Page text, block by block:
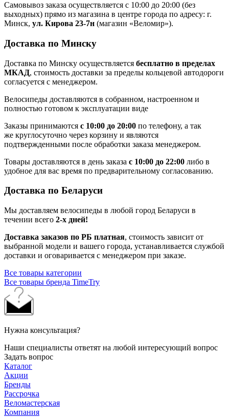
Самовывоз заказа осуществляется с 10:00 до 20:00 (без
выходных) прямо из магазина в центре города по адресу: г.
Минск, ул. Кирова 23-7н (магазин «Веломир»).
Доставка по Минску
Доставка по Минску осуществляется бесплатно в пределах
МКАД, стоимость доставки за пределы кольцевой автодороги
согласуется с менеджером.
Велосипеды доставляются в собранном, настроенном и
полностью готовом к эксплуатации виде
Заказы принимаются с 10:00 до 20:00 по телефону, а так
же круглосуточно через корзину и являются
подтвержденными после обработки заказа менеджером.
Товары доставляются в день заказа с 10:00 до 22:00 либо в
удобное для вас время по предварительному согласованию.
Доставка по Беларуси
Мы доставляем велосипеды в любой город Беларуси в
течении всего 2-х дней!
Доставка заказов по РБ платная, стоимость зависит от
выбранной модели и вашего города, устанавливается службой
доставки и оговаривается с менеджером при заказе.
Все товары категории
Все товары бренда TimeTry
Нужна консультация?
Наши специалисты ответят на любой интересующий вопрос
Задать вопрос
Каталог
Акции
Бренды
Рассрочка
Веломастерская
Компания